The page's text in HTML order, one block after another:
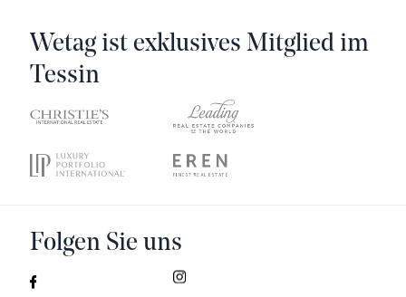
Wetag ist exklusives Mitglied im
Tessin
Folgen Sie uns